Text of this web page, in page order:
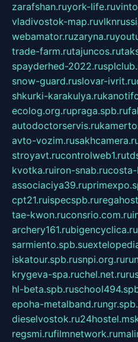
zarafshan.ruyork-life.ru
vladivostok-map.ru
webamator.ruzaryna.ru
trade-farm.rutajuncos.ru
spayderhed-2022.ru
snow-guard.ruslovar-ivrit.ru
shkurki-karakulya.ru
ecolog.org.rupraga.spb.ru
autodoctorservis.ru
avto-vozim.ru
stroyavt.rucontrolweb1.ru
kvotka.ruiron-snab.rucosta-
associaciya39.ru
cpt21.ruispecspb.ru
tae-kwon.ruconsrio.com.ru
archery161.rubigencyclica.ru
sarmiento.spb.su
iskatour.spb.rusnpi.org.ru
krygeva-spa.ruchel.net.ru
hl-beta.spb.ru
epoha-metalband.ru
dieselvostok.ru
regsmi.rufilmnetwork.ru